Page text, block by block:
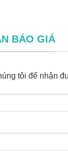
BÁO GIÁ
tôi để nhận